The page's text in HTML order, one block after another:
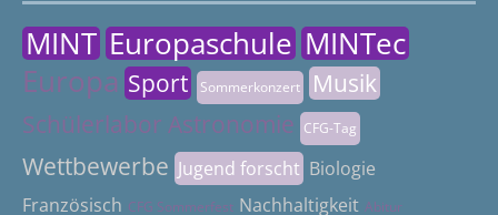
MINT Europaschule MINTec
Europa Sport Sommerkonzert
Musik
Schülerlabor Astronomie CFG-Tag
Wettbewerbe Jugend forscht Biologie
Französisch CFG Sommerfest Nachhaltigkeit Abitur